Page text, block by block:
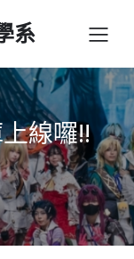
系
線囉!!